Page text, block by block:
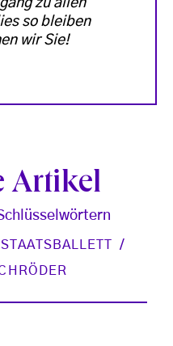
so bleiben
wir Sie!
Artikel